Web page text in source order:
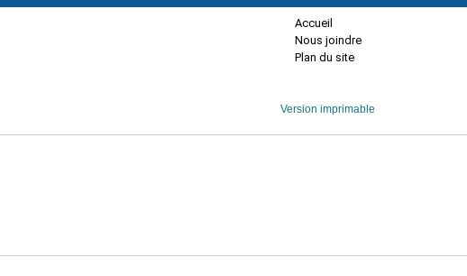
Accueil
Nous joindre
Plan du site
Version imprimable